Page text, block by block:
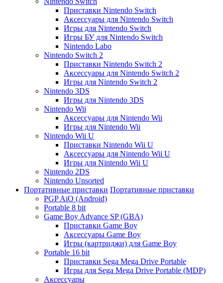
Приставки Nintendo Switch
Аксессуары для Nintendo Switch
Игры для Nintendo Switch
Игры БУ для Nintendo Switch
Nintendo Labo
Nintendo Switch 2
Приставки Nintendo Switch 2
Аксессуары для Nintendo Switch 2
Игры для Nintendo Switch 2
Nintendo 3DS
Игры для Nintendo 3DS
Nintendo Wii
Аксессуары для Nintendo Wii
Игры для Nintendo Wii
Nintendo Wii U
Приставки Nintendo Wii U
Аксессуары для Nintendo Wii U
Игры для Nintendo Wii U
Nintendo 2DS
Nintendo Unsorted
Портативные приставки Портативные приставки
PGP AiO (Android)
Portable 8 bit
Game Boy Advance SP (GBA)
Приставки Game Boy
Аксессуары Game Boy
Игры (картриджи) для Game Boy
Portable 16 bit
Приставки Sega Mega Drive Portable
Игры для Sega Mega Drive Portable (MDP)
Аксессуары